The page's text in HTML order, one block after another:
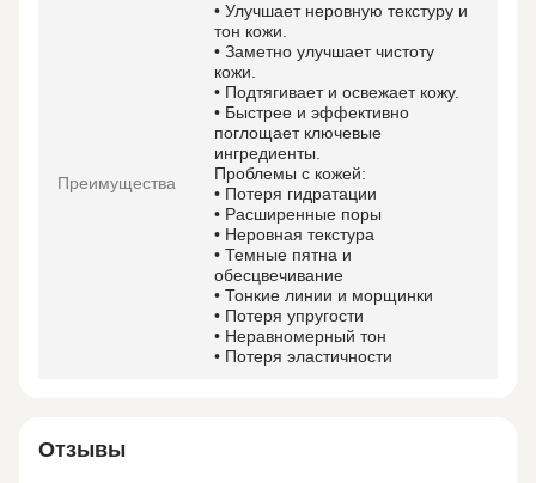
Преимущества
• Улучшает неровную текстуру и
тон кожи.
• Заметно улучшает чистоту
кожи.
• Подтягивает и освежает кожу.
• Быстрее и эффективно
поглощает ключевые
ингредиенты.
Проблемы с кожей:
• Потеря гидратации
• Расширенные поры
• Неровная текстура
• Темные пятна и
обесцвечивание
• Тонкие линии и морщинки
• Потеря упругости
• Неравномерный тон
• Потеря эластичности
Отзывы